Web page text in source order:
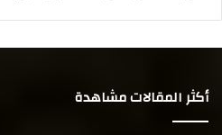
أكثر المقالات مشاهدة